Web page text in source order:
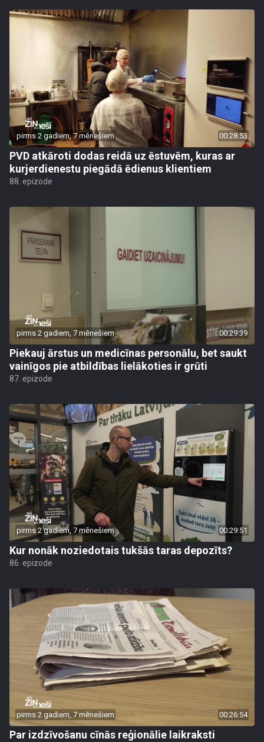
pirms 2 gadiem, 7 mēnešiem 00:28:53
PVD atkāroti dodas reidā uz ēstuvēm, kuras ar
kurjerdienestu piegādā ēdienus klientiem
88. epizode
pirms 2 gadiem, 7 mēnešiem 00:29:39
Piekauj ārstus un medicīnas personālu, bet saukt
vainīgos pie atbildības lielākoties ir grūti
87. epizode
pirms 2 gadiem, 7 mēnešiem 00:29:51
Kur nonāk noziedotais tukšās taras depozīts?
86. epizode
pirms 2 gadiem, 7 mēnešiem 00:26:54
Par izdzīvošanu cīnās reģionālie laikraksti